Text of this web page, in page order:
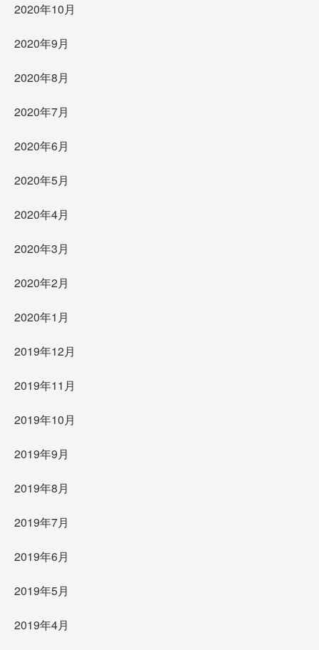
2020年10月
2020年9月
2020年8月
2020年7月
2020年6月
2020年5月
2020年4月
2020年3月
2020年2月
2020年1月
2019年12月
2019年11月
2019年10月
2019年9月
2019年8月
2019年7月
2019年6月
2019年5月
2019年4月